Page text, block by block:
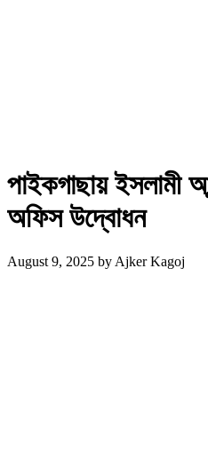
পাইকগাছায় ইসলামী
অফিস উদ্বোধন
August 9, 2025 by Ajker Kagoj